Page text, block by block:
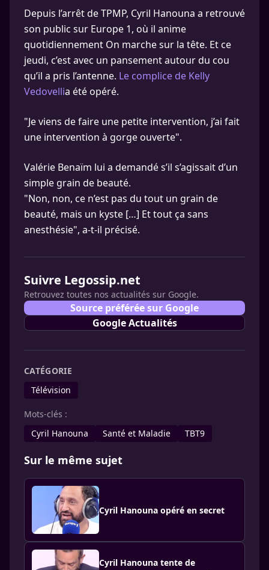
Depuis l’arrêt de TPMP, Cyril Hanouna a retrouvé
son public sur Europe 1, où il anime
quotidiennement On marche sur la tête. Et ce
jeudi, c’est avec un pansement autour du cou
qu’il a pris l’antenne. Le complice de Kelly
Vedovellia été opéré.
"Je viens de faire une petite intervention, j’ai fait
une intervention à gorge ouverte".
Valérie Benaïm lui a demandé s’il s’agissait d’un
simple grain de beauté.
"Non, non, ce n’est pas du tout un grain de
beauté, mais un kyste […] Et tout ça sans
anesthésie", a-t-il précisé.
Suivre Legossip.net
Retrouvez toutes nos actualités sur Google.
Source préférée sur Google
Google Actualités
CATÉGORIE
Télévision
Mots-clés :
Cyril Hanouna
Santé et Maladie TBT9
Sur le même sujet
Cyril Hanouna opéré en secret
Cyril Hanouna tente de